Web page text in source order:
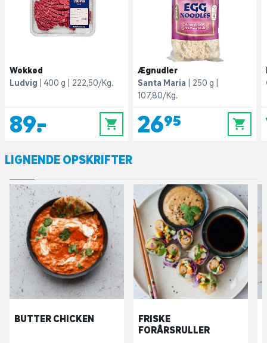
Wokkød
Ludvig
400 g 222,50/Kg.
89,- 0
Ægnudler
Santa Maria
250 g
107,80/Kg.
26,95 0
LIGNENDE OPSKRIFTER
BUTTER CHICKEN
FRISKE
FORÅRSRULLER